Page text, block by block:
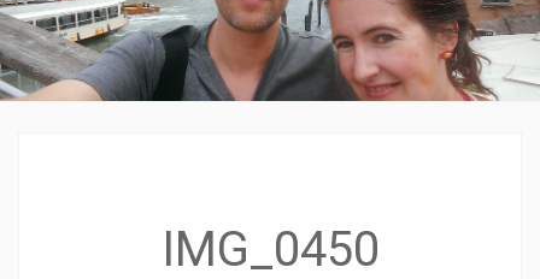
IMG_0450